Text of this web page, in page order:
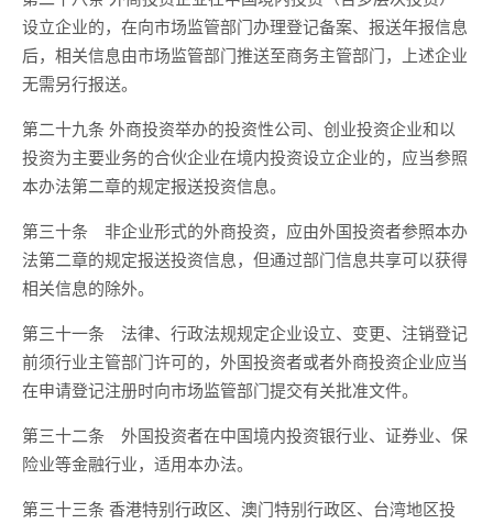
设立企业的，在向市场监管部门办理登记备案、报送年报信息
后，相关信息由市场监管部门推送至商务主管部门，上述企业
无需另行报送。
第二十九条 外商投资举办的投资性公司、创业投资企业和以
投资为主要业务的合伙企业在境内投资设立企业的，应当参照
本办法第二章的规定报送投资信息。
第三十条 非企业形式的外商投资，应由外国投资者参照本办
法第二章的规定报送投资信息，但通过部门信息共享可以获得
相关信息的除外。
第三十一条 法律、行政法规规定企业设立、变更、注销登记
前须行业主管部门许可的，外国投资者或者外商投资企业应当
在申请登记注册时向市场监管部门提交有关批准文件。
第三十二条 外国投资者在中国境内投资银行业、证券业、保
险业等金融行业，适用本办法。
第三十三条 香港特别行政区、澳门特别行政区、台湾地区投